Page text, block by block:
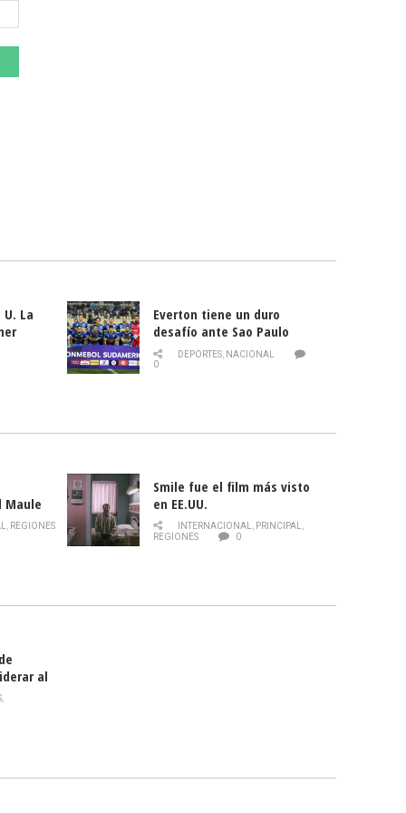
La
Everton tiene un duro
desafío ante Sao Paulo
DEPORTES, NACIONAL
0
Maule
de la
, REGIONES
Smile fue el film más visto
en EE.UU.
INTERNACIONAL, PRINCIPAL,
REGIONES
0
al
,